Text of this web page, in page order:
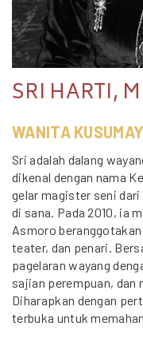
Kredit Web-site
SRI HARTI,
WANITA
Sri adalah dalang
dikenal dengan nama
gelar magister seni
di sana. Pada 2010, ia
Asmoro
teater, dan penari.
pagelaran wayang
sajian perempuan, dan
Diharapkan dengan
terbuka untuk